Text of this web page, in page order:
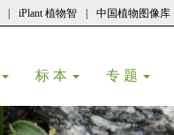
iPlant 植物智 中国植物图像库
标 本 专 题